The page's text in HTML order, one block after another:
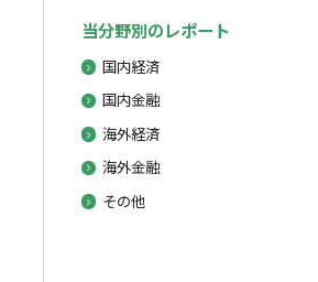
当分野別のレポート
国内経済
国内金融
海外経済
海外金融
その他